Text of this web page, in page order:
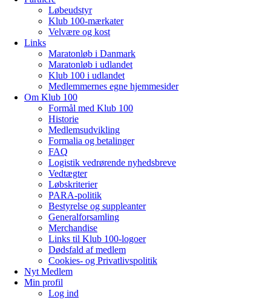
Løbeudstyr
Klub 100-mærkater
Velvære og kost
Links
Maratonløb i Danmark
Maratonløb i udlandet
Klub 100 i udlandet
Medlemmernes egne hjemmesider
Om Klub 100
Formål med Klub 100
Historie
Medlemsudvikling
Formalia og betalinger
FAQ
Logistik vedrørende nyhedsbreve
Vedtægter
Løbskriterier
PARA-politik
Bestyrelse og suppleanter
Generalforsamling
Merchandise
Links til Klub 100-logoer
Dødsfald af medlem
Cookies- og Privatlivspolitik
Nyt Medlem
Min profil
Log ind